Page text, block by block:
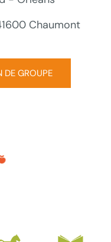
Chaumont
DE GROUPE